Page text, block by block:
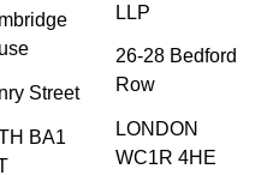
Street
BA1
LLP
26-28 Bedford
Row
LONDON
WC1R 4HE